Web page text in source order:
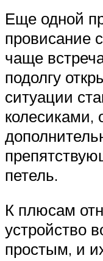
Еще одной
провисание
чаще
подолгу
ситуации
колесиками,
петель.
К плюсам
устройство
простым, и